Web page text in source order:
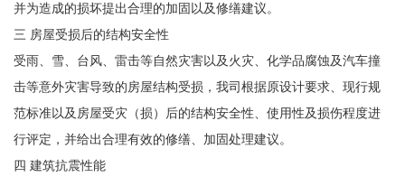
并为造成的损坏提出合理的加固以及修缮建议。
三 房屋受损后的结构安全性
受雨、雪、台风、雷击等自然灾害以及火灾、化学品腐蚀及汽车撞
击等意外灾害导致的房屋结构受损，我司根据原设计要求、现行规
范标准以及房屋受灾（损）后的结构安全性、使用性及损伤程度进
行评定，并给出合理有效的修缮、加固处理建议。
四 建筑抗震性能